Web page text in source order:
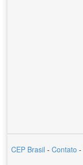
CEP Brasil - Contato -